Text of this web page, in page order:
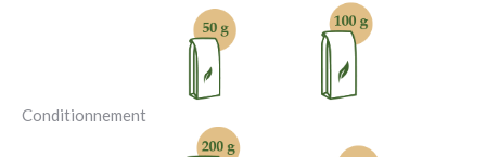
Conditionnement